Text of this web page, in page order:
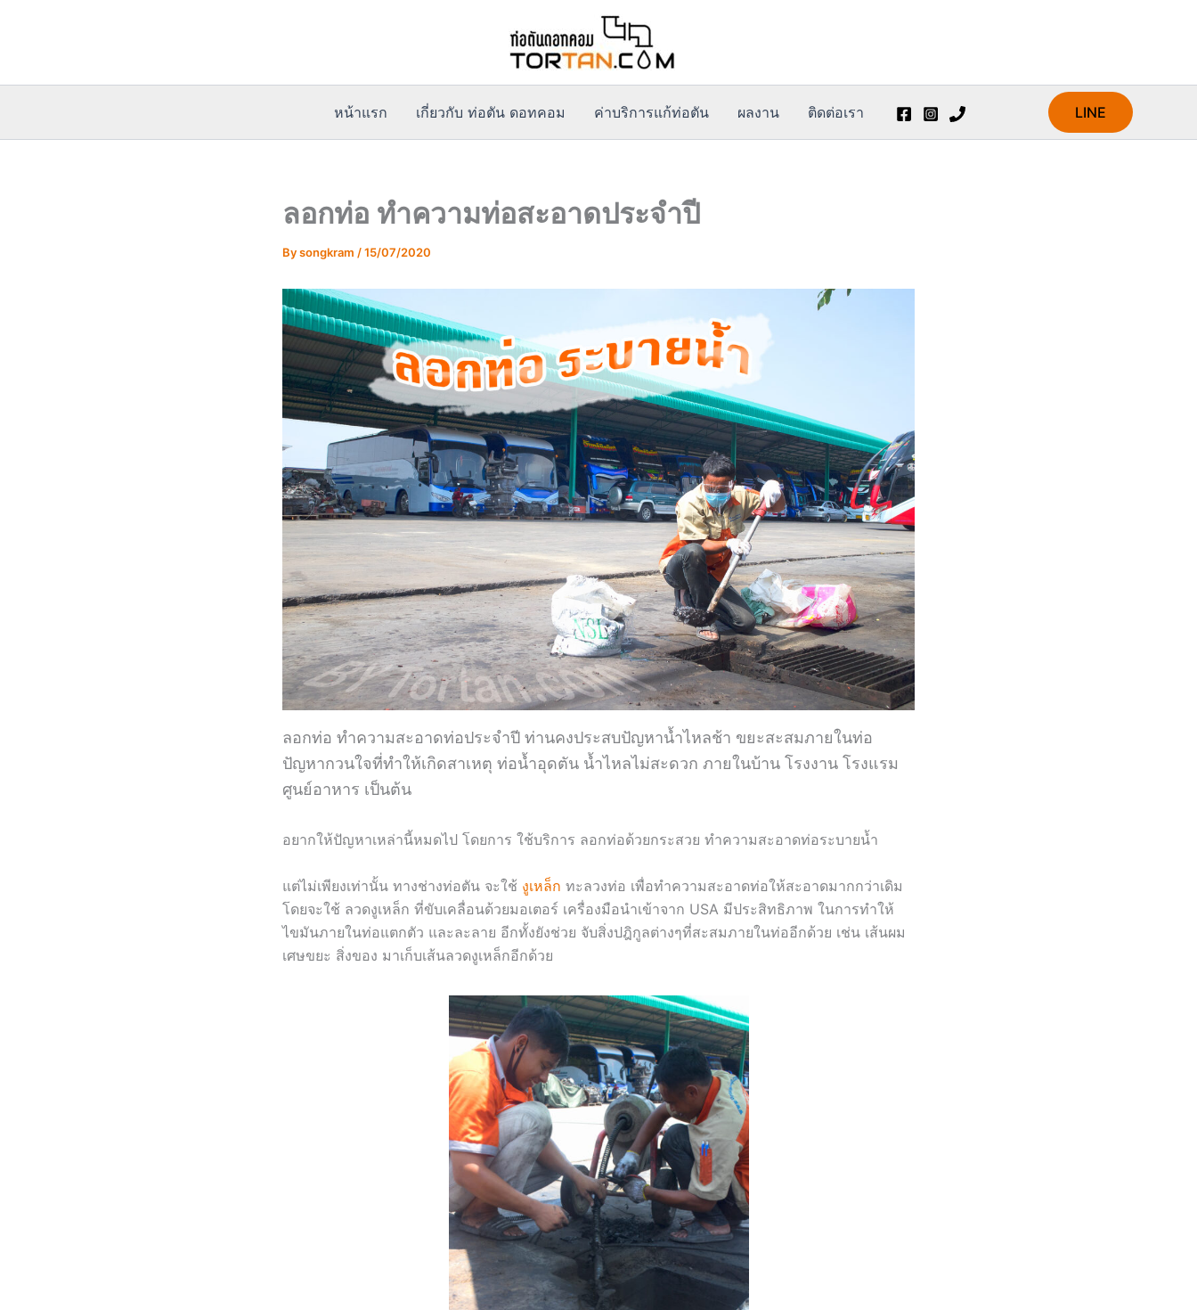
หน้าแรก เกี่ยวกับ ท่อตัน ดอทคอม ค่าบริการแก้ท่อตัน ผลงาน ติดต่อเรา LINE
ลอกท่อ ทำความท่อสะอาดประจำปี
Bysongkram /15/07/2020
ลอกท่อ ทำความสะอาดท่อประจำปี ท่านคงประสบปัญหาน้ำไหลช้า ขยะสะสมภายในท่อ
ปัญหากวนใจที่ทำให้เกิดสาเหตุ ท่อน้ำอุดตัน น้ำไหลไม่สะดวก ภายในบ้าน โรงงาน โรงแรม
ศูนย์อาหาร เป็นต้น
อยากให้ปัญหาเหล่านี้หมดไป โดยการ ใช้บริการ ลอกท่อด้วยกระสวย ทำความสะอาดท่อระบายน้ำ
แต่ไม่เพียงเท่านั้น ทางช่างท่อตัน จะใช้ งูเหล็ก ทะลวงท่อ เพื่อทำความสะอาดท่อให้สะอาดมากกว่าเดิม
โดยจะใช้ ลวดงูเหล็ก ที่ขับเคลื่อนด้วยมอเตอร์ เครื่องมือนำเข้าจาก USA มีประสิทธิภาพ ในการทำให้
ไขมันภายในท่อแตกตัว และละลาย อีกทั้งยังช่วย จับสิ่งปฎิกูลต่างๆที่สะสมภายในท่ออีกด้วย เช่น เส้นผม
เศษขยะ สิ่งของ มาเก็บเส้นลวดงูเหล็กอีกด้วย